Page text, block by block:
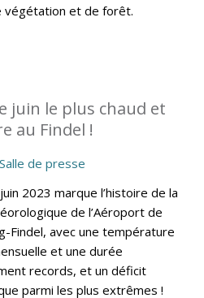
végétation et de forêt.
juin le plus chaud et
au Findel !
Salle de presse
2023 marque l’histoire de la
de l’Aéroport de
Findel, avec une température
et une durée
records, et un déficit
parmi les plus extrêmes !